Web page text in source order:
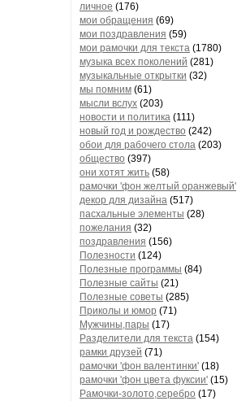
личное (176)
мои обращения (69)
мои поздравления (59)
мои рамочки для текста (1780)
музыка всех поколений (281)
музыкальные открытки (32)
мы помним (61)
мысли вслух (203)
новости и политика (111)
новый год и рождество (242)
обои для рабочего стола (203)
общество (397)
они хотят жить (58)
рамочки 'фон желтый оранжевый'
декор для дизайна (517)
пасхальные элементы (28)
пожелания (32)
поздравления (156)
Полезности (124)
Полезные программы (84)
Полезные сайты (21)
Полезные советы (285)
Приколы и юмор (71)
Мужчины,пары (17)
Разделители для текста (154)
рамки друзей (71)
рамочки 'фон валентинки' (18)
рамочки 'фон цвета фуксии' (15)
Рамочки-золото,серебро (17)